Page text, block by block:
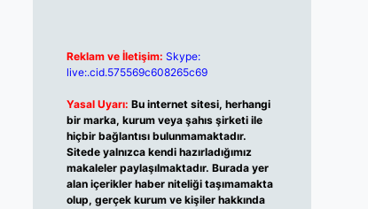
Reklam ve İletişim: Skype:
live:.cid.575569c608265c69
Yasal Uyarı: Bu internet sitesi, herhangi
bir marka, kurum veya şahıs şirketi ile
hiçbir bağlantısı bulunmamaktadır.
Sitede yalnızca kendi hazırladığımız
makaleler paylaşılmaktadır. Burada yer
alan içerikler haber niteliği taşımamakta
olup, gerçek kurum ve kişiler hakkında